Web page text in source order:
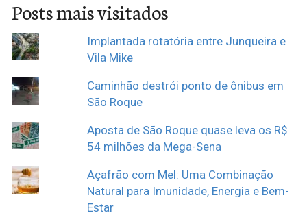
Posts mais visitados
Implantada rotatória entre Junqueira e
Vila Mike
Caminhão destrói ponto de ônibus em
São Roque
Aposta de São Roque quase leva os R$
54 milhões da Mega-Sena
Açafrão com Mel: Uma Combinação
Natural para Imunidade, Energia e Bem-
Estar